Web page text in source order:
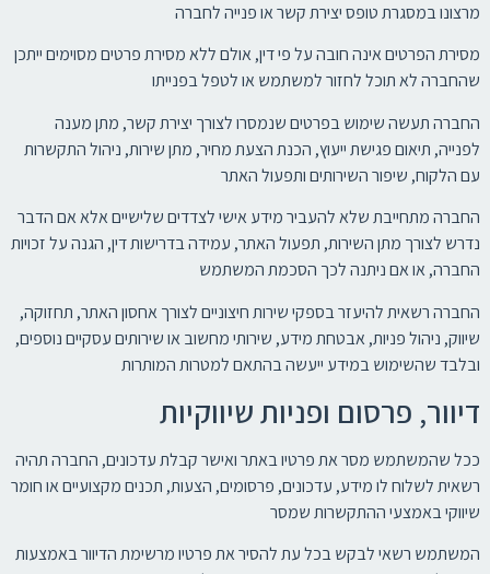
מרצונו במסגרת טופס יצירת קשר או פנייה לחברה
מסירת הפרטים אינה חובה על פי דין, אולם ללא מסירת פרטים מסוימים ייתכן
שהחברה לא תוכל לחזור למשתמש או לטפל בפנייתו
החברה תעשה שימוש בפרטים שנמסרו לצורך יצירת קשר, מתן מענה
לפנייה, תיאום פגישת ייעוץ, הכנת הצעת מחיר, מתן שירות, ניהול התקשרות
עם הלקוח, שיפור השירותים ותפעול האתר
החברה מתחייבת שלא להעביר מידע אישי לצדדים שלישיים אלא אם הדבר
נדרש לצורך מתן השירות, תפעול האתר, עמידה בדרישות דין, הגנה על זכויות
החברה, או אם ניתנה לכך הסכמת המשתמש
החברה רשאית להיעזר בספקי שירות חיצוניים לצורך אחסון האתר, תחזוקה,
שיווק, ניהול פניות, אבטחת מידע, שירותי מחשוב או שירותים עסקיים נוספים,
ובלבד שהשימוש במידע ייעשה בהתאם למטרות המותרות
דיוור, פרסום ופניות שיווקיות
ככל שהמשתמש מסר את פרטיו באתר ואישר קבלת עדכונים, החברה תהיה
רשאית לשלוח לו מידע, עדכונים, פרסומים, הצעות, תכנים מקצועיים או חומר
שיווקי באמצעי ההתקשרות שמסר
המשתמש רשאי לבקש בכל עת להסיר את פרטיו מרשימת הדיוור באמצעות